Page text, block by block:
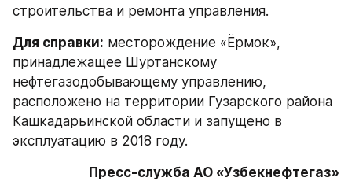
строительства и ремонта управления.
Для справки: месторождение «Ёрмок»,
принадлежащее Шуртанскому
нефтегазодобывающему управлению,
расположено на территории Гузарского района
Кашкадарьинской области и запущено в
эксплуатацию в 2018 году.
Пресс-служба АО «Узбекнефтегаз»